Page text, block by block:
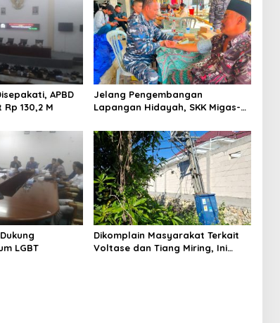
APBD
130,2 M
Jelang Pengembangan
Lapangan Hidayah, SKK Migas-
Sinergi dengan Nelayan
Sampang
LGBT
Dikomplain Masyarakat Terkait
Voltase dan Tiang Miring, Ini